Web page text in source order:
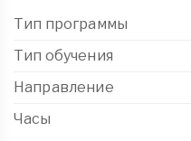
Тип программы
Тип обучения
Направление
Часы